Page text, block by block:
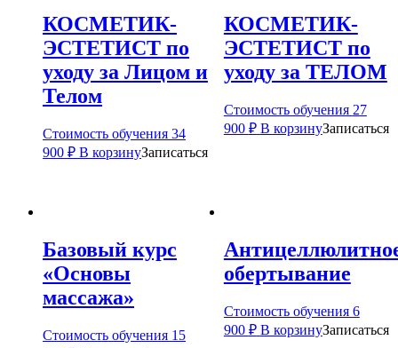
КОСМЕТИК-
ЭСТЕТИСТ по
уходу за Лицом и
Телом
Стоимость обучения 34
900 ₽ В корзинуЗаписаться
КОСМЕТИК-
ЭСТЕТИСТ по
уходу за ТЕЛОМ
Стоимость обучения 27
900 ₽ В корзинуЗаписаться
Базовый курс
«Основы
массажа»
Стоимость обучения 15
обертывание
Стоимость обучения 6
900 ₽ В корзинуЗаписаться